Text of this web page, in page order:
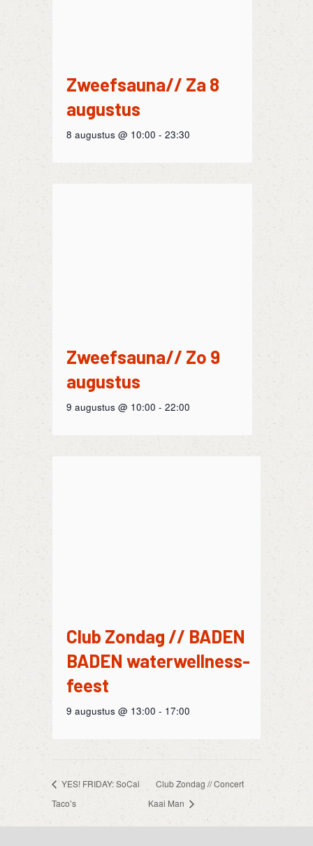
Zweefsauna// Za 8
augustus
8 augustus @ 10:00 - 23:30
Zweefsauna// Zo 9
augustus
9 augustus @ 10:00 - 22:00
Club Zondag // BADEN
BADEN waterwellness-
feest
9 augustus @ 13:00 - 17:00
YES! FRIDAY: SoCal
Taco’s
Club Zondag // Concert
Kaai Man